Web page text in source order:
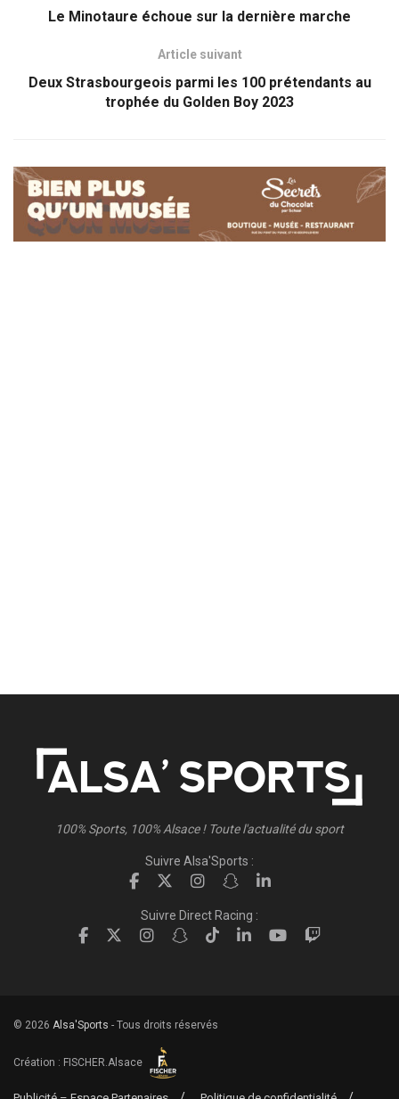
Le Minotaure échoue sur la dernière marche
Article suivant
Deux Strasbourgeois parmi les 100 prétendants au
trophée du Golden Boy 2023
100% Sports, 100% Alsace ! Toute l'actualité du sport
Suivre Alsa'Sports :
Suivre Direct Racing :
© 2026 Alsa'Sports - Tous droits réservés
Création : FISCHER.Alsace